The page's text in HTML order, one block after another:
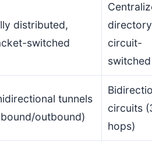
distributed,
switched
circuit-
switched
tunnels
outbound)
circuits
hops)